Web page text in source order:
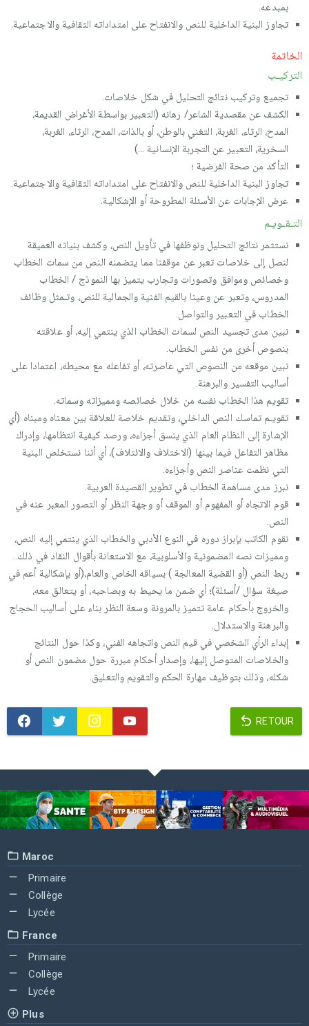
بمبدعه.
تجاوز البنية الداخلية للنص والانفتاح على امتداداته الثقافية والاجتماعية.
الخاتمة
التركيـب
تجميع وتركيب نتائج التحليل في شكل خلاصات.
الكشف عن مقصدية الشاعر/ رهانه (التعبير بواسطة الأغراض القديمة،
المدح، الرثاء، الغربة، التغني بالوطن، أو بالذات، المدح، الرثاء، الغربة،
السخرية، التعبير عن التجربة الإنسانية …)
التأكد من صحة الفرضية ؛
تجاوز البنية الداخلية للنص والانفتاح على امتداداته الثقافية والاجتماعية.
عرض الإجابات عن الأسئلة المطروحة أو الإشكالية.
التـقـويـم
نستثمر نتائج التحليل ونوظفها في تأويل النص، وكشف بنياته العميقة
لنصل إلى خلاصات تعبر عن موقفنا مما يتضمنه النص من سمات الخطاب
وخصائص وموافق وتصورات وتجارب يتميز بها النموذج / الخطاب
المدروس، وتعبر عن وعينا بالقيم الفنية والجمالية للنص، وتـمثل وظائف
الخطاب في التعبير والتواصل.
نبين مدى تجسيد النص لسمات الخطاب الذي ينتمي إليه، أو علاقته
بنصوص أخرى من نفس الخطاب.
نبين موقعه من النصوص التي عاصرته، أو تفاعله مع محيطه، اعتمادا على
أساليب التفسير والبرهنة.
تقويم هذا الخطاب نفسه من خلال خصائصه ومميزاته وسماته.
تقويـم تماسك النص الداخلي، وتقديم خلاصة للعلاقة بين معناه ومبناه (أي
الإشارة إلى النظام العام الذي ينسق أجزاءه، ورصد كيفية انتظامها، وإدراك
مظاهر التفاعل فيما بينها (الاختلاف والائتلاف)، أي أننا نستخلص البنية
التي نظمت عناصر النص وأجزاءه.
نبرز مدى مساهمة الخطاب في تطوير القصيدة العربية.
قوم الاتجاه أو المفهوم أو الموقف أو وجهة النظر أو التصور المعبر عنه في
النص.
نقوم الكاتب بإبراز دوره في النوع الأدبي والخطاب الذي ينتمي إليه النص،
ومميزات نصه المضمونية والأسلوبية، مع الاستعانة بأقوال النقاد في ذلك..
ربط النص (أو القضية المعالجة ) بسياقه الخاص والعام،(أو بإشكالية أعم في
صيغة سؤال /أسئلة)؛ أي ضمن ما يحيط به وبصاحبه، أو يتعالق معه،
والخروج بأحكام عامة تتميز بالمرونة وسعة النظر بناء على أساليب الحجاج
والبرهنة والاستدلال.
إبداء الرأي الشخصي في قيم النص واتجاهه الفني، وكذا حول النتائج
والخلاصات المتوصل إليها، وإصدار أحكام مبررة حول مضمون النص أو
شكله، وذلك بتوظيف مهارة الحكم والتقويم والتعليق.
RETOUR
Maroc
Primaire
Collège
Lycée
France
Primaire
Collège
Lycée
Plus